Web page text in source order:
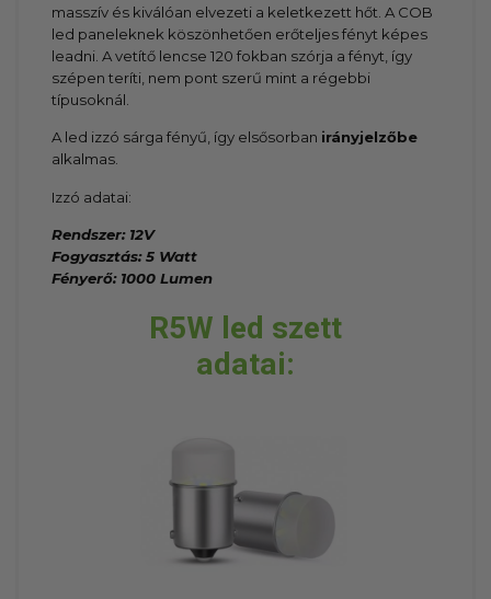
masszív és kiválóan elvezeti a keletkezett hőt. A COB
led paneleknek köszönhetően erőteljes fényt képes
leadni. A vetítő lencse 120 fokban szórja a fényt, így
szépen teríti, nem pont szerű mint a régebbi
típusoknál.
A led izzó sárga fényű, így elsősorban irányjelzőbe
alkalmas.
Izzó adatai:
Rendszer: 12V
Fogyasztás: 5 Watt
Fényerő: 1000 Lumen
R5W led szett
adatai: